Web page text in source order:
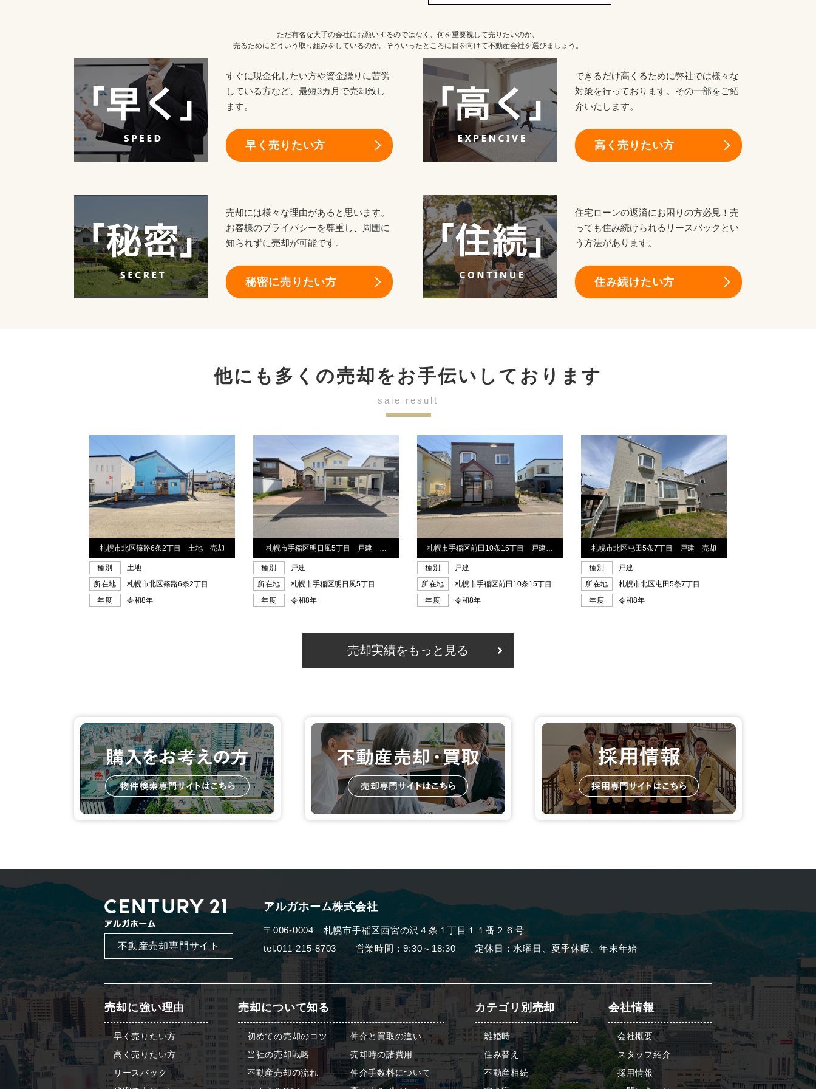
ただ有名な大手の会社にお願いするのではなく、何を重要視して売りたいのか、
売るためにどういう取り組みをしているのか。そういったところに目を向けて不動産会社を選びましょう。
すぐに現金化したい方や資金繰りに苦労
している方など、最短3カ月で売却致し
ます。
早く売りたい方
できるだけ高くるために弊社では様々な
対策を行っております。その一部をご紹
介いたします。
高く売りたい方
売却には様々な理由があると思います。
お客様のプライバシーを尊重し、周囲に
知られずに売却が可能です。
秘密に売りたい方
住宅ローンの返済にお困りの方必見！売
っても住み続けられるリースバックとい
う方法があります。
住み続けたい方
他にも多くの売却を お手伝いしております
sale result
売却実績をもっと見る
不動産売却専門サイト
アルガホーム株式会社
〒006-0004 札幌市手稲区西宮の沢４条１丁目１１番２６号
tel.011-215-8703 営業時間：9:30～18:30定休日：水曜日、夏季休暇、年末年始
売却に強い理由
早く売りたい方
高く売りたい方
リースバック
売却について知る
初めての売却のコツ
当社の売却戦略
不動産売却の流れ
仲介と買取の違い
売却時の諸費用
仲介手数料について
カテゴリ別売却
離婚時
住み替え
不動産相続
会社情報
会社概要
スタッフ紹介
採用情報